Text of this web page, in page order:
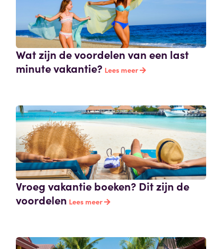
Wat zijn de voordelen van een last
minute vakantie? Lees meer
Vroeg vakantie boeken? Dit zijn de
voordelen Lees meer